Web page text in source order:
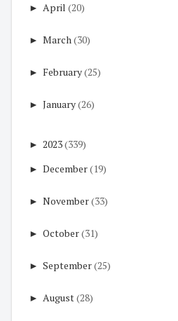
► April (20)
► March(30)
► February(25)
► January(26)
► 2023(339)
► December(19)
► November(33)
► October(31)
► September(25)
► August(28)